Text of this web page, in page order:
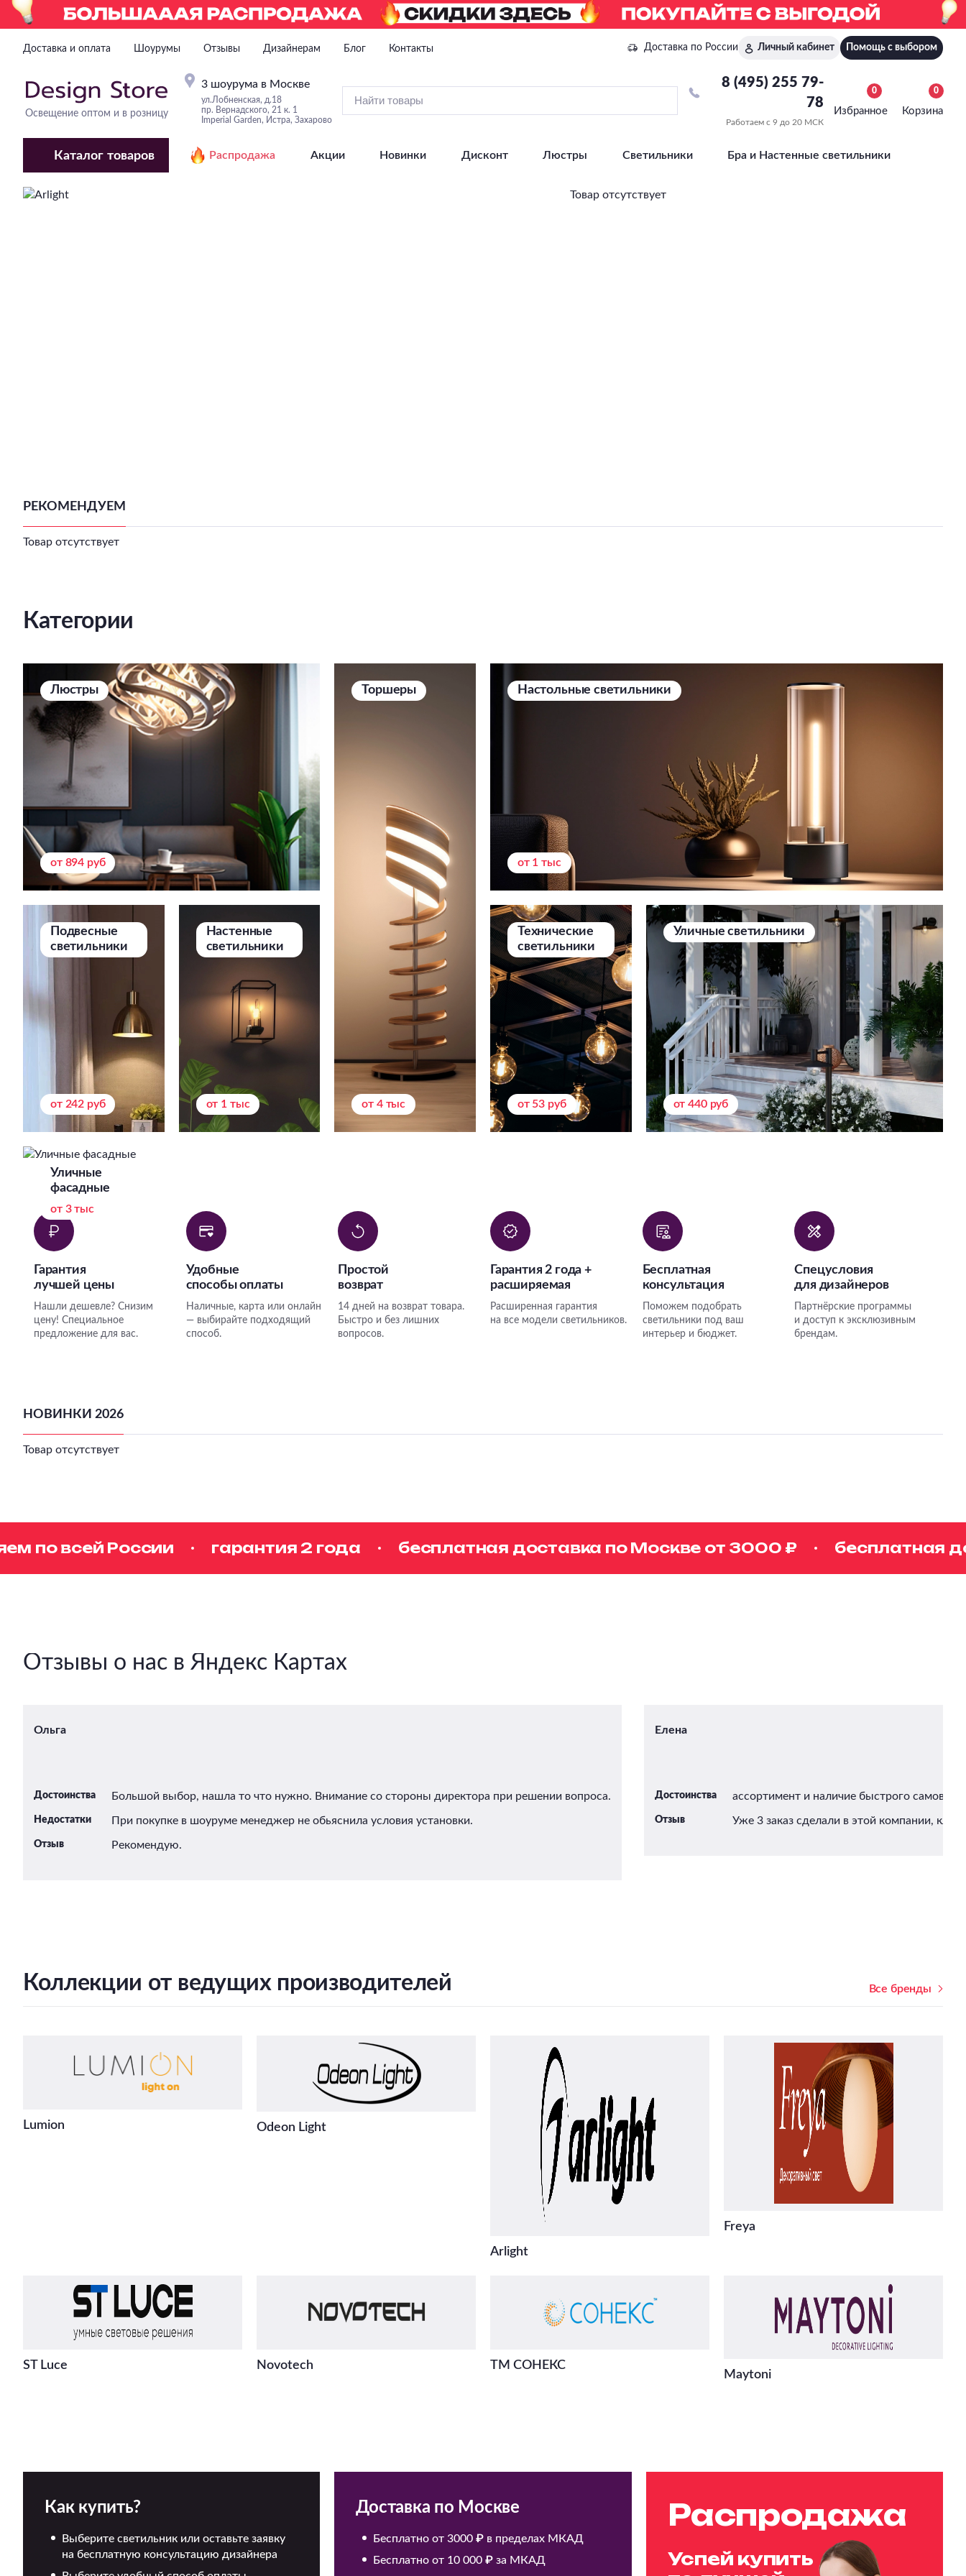
Доставка и оплата Шоурумы Отзывы Дизайнерам Блог Контакты Доставка по России Личный кабинет Помощь с выбором
Освещение оптом и в розницу
3 шоурума в Москве
ул.Лобненская, д.18
пр. Вернадского, 21 к. 1
Imperial Garden, Истра, Захарово
8 (495) 255 79-
78
Работаем с 9 до 20 МСК
Избранное
0
Корзина
0
Каталог товаров Распродажа Акции Новинки Дисконт Люстры Светильники Бра и Настенные светильники
Товар отсутствует
РЕКОМЕНДУЕМ
Товар отсутствует
Категории
Люстры
от 894 руб
Подвесные
светильники
от 242 руб
Настенные
светильники
от 1 тыс
Настольные светильники
от 1 тыс
Торшеры
от 4 тыс
Технические
светильники
от 53 руб
Уличные светильники
от 440 руб
Уличные
фасадные
от 3 тыс
Гарантия
лучшей цены
Нашли дешевле? Снизим
цену! Специальное
предложение для вас.
Удобные
способы оплаты
Наличные, карта или онлайн
— выбирайте подходящий
способ.
Простой
возврат
14 дней на возврат товара.
Быстро и без лишних
вопросов.
Гарантия 2 года +
расширяемая
Расширенная гарантия
на все модели светильников.
Бесплатная
консультация
Поможем подобрать
светильники под ваш
интерьер и бюджет.
Спецусловия
для дизайнеров
Партнёрские программы
и доступ к эксклюзивным
брендам.
НОВИНКИ 2026
Товар отсутствует
по всей России гарантия 2 года бесплатная доставка по Москве от 3000 ₽ бесплатная
Отзывы о нас в Яндекс Картах
Ольга
Достоинства Большой выбор, нашла то что нужно. Внимание со стороны директора при решении вопроса.
Недостатки При покупке в шоуруме менеджер не обьяснила условия установки.
Отзыв Рекомендую.
Елена
Достоинства ассортимент и наличие быстрого
Отзыв Уже 3 заказ сделали в этой компании,
Коллекции от ведущих производителей Все бренды
Lumion Odeon Light
Arlight
Freya
ST Luce Novotech ТМ СОНЕКС
Maytoni
Как купить?
Выберите светильник или оставьте заявку
на бесплатную консультацию дизайнера
Доставка по Москве
Бесплатно от 3000 ₽ в пределах МКАД
Бесплатно от 10 000 ₽ за МКАД
Распродажа
Успей купить